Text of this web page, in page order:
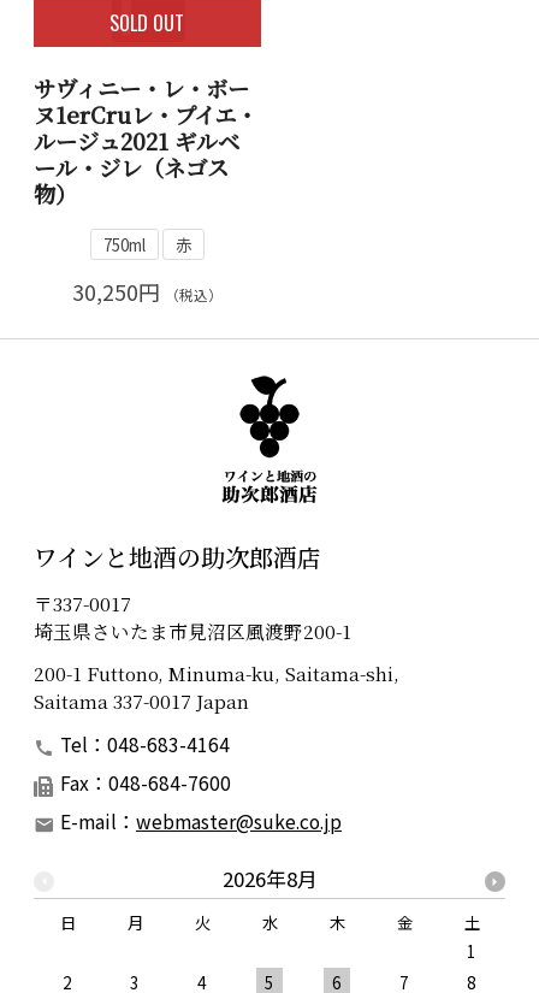
SOLD OUT
サヴィニー・レ・ボー
ヌ1erCruレ・プイエ・
ルージュ2021 ギルベ
ール・ジレ（ネゴス
物）
750ml 赤
30,250円 （税込）
ワインと地酒の助次郎酒店
〒337-0017
埼玉県さいたま市見沼区風渡野200-1
200-1 Futtono, Minuma-ku, Saitama-shi,
Saitama 337-0017 Japan
Tel：048-683-4164
Fax：048-684-7600
E-mail： webmaster@suke.co.jp
2026年8月
日 月 火 水 木 金
土
1
2
3 4 5 6 7 8